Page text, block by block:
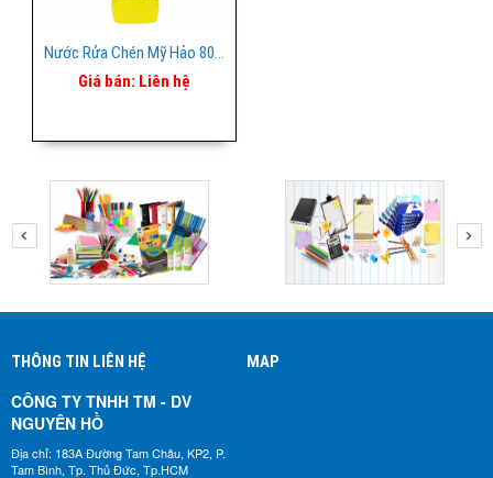
Nước Rửa Chén Mỹ Hảo 800ml
Giá bán: Liên hệ
THÔNG TIN LIÊN HỆ
CÔNG TY TNHH TM - DV
NGUYÊN HỒ​
Địa chỉ: 183A Đường Tam Châu, KP2, P.
Tam Bình, Tp. Thủ Đức, Tp.HCM
MAP